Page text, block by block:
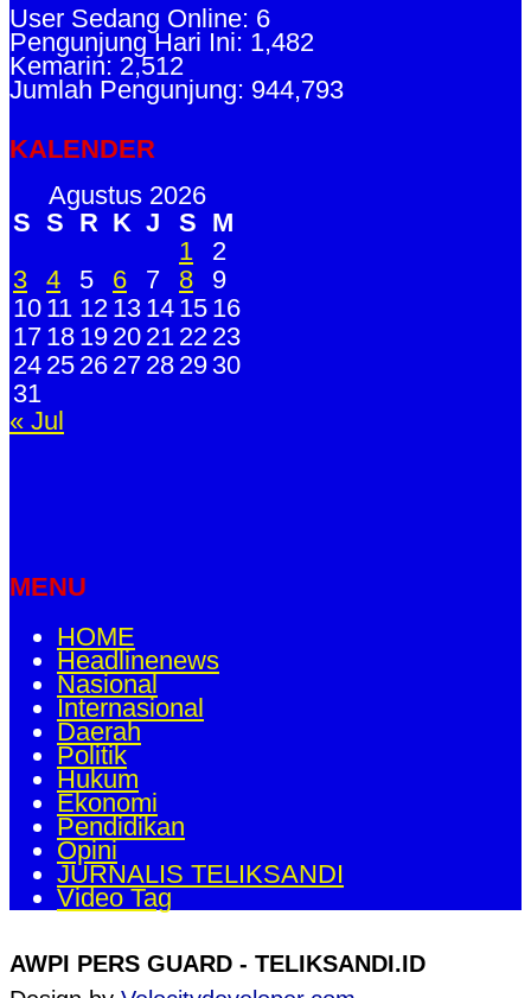
User Sedang Online: 6
Pengunjung Hari Ini: 1,482
Kemarin: 2,512
Jumlah Pengunjung: 944,793
KALENDER
Agustus 2026
S S R K J S M
1
2
3
4 5 6 7 8
9
10 11 12 13 14 15 16
17 18 19 20 21 22 23
24 25 26 27 28 29 30
31
« Jul
MENU
HOME
Headlinenews
Nasional
Internasional
Daerah
Politik
Hukum
Ekonomi
Pendidikan
Opini
JURNALIS TELIKSANDI
Video Tag
AWPI PERS GUARD - TELIKSANDI.ID